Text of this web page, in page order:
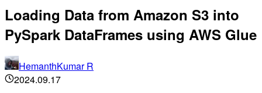
Loading Data from Amazon S3 into
PySpark DataFrames using AWS Glue
HemanthKumar R
2024.09.17